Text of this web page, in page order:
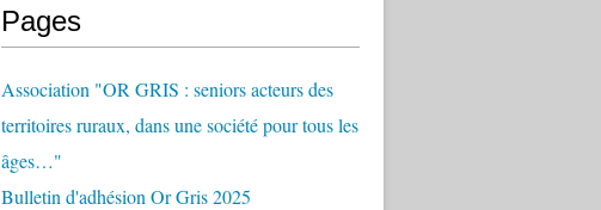
Pages
Association "OR GRIS : seniors acteurs des
territoires ruraux, dans une société pour tous les
âges…"
Bulletin d'adhésion Or Gris 2025